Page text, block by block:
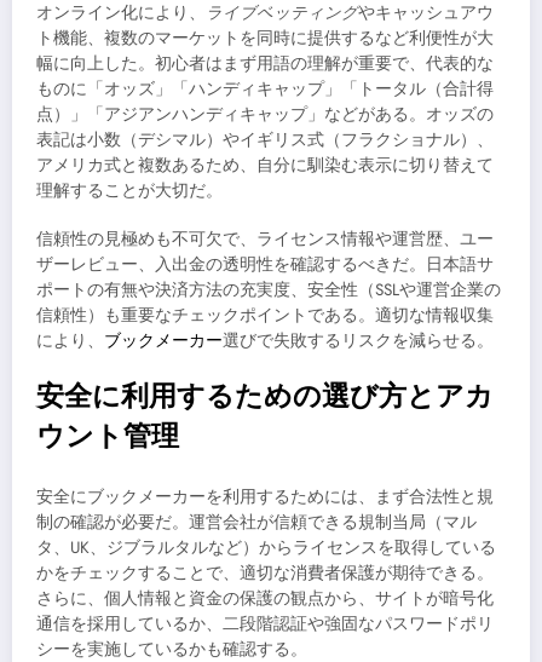
オンライン化により、 ライブベッティングやキャッシュアウ
ト機能、複数のマーケットを同時に提供するなど利便性が大
幅に向上した。初心者はまず用語の理解が重要で、代表的な
ものに「オッズ」「ハンディキャップ」「トータル（合計得
点）」「アジアンハンディキャップ」などがある。オッズの
表記は小数（デシマル）やイギリス式（フラクショナル）、
アメリカ式と複数あるため、自分に馴染む表示に切り替えて
理解することが大切だ。
信頼性の見極めも不可欠で、ライセンス情報や運営歴、ユー
ザーレビュー、入出金の透明性を確認するべきだ。日本語サ
ポートの有無や決済方法の充実度、安全性（SSLや運営企業の
信頼性）も重要なチェックポイントである。適切な情報収集
により、 ブックメーカー選びで失敗するリスクを減らせる。
安全に利用するための選び方とアカ
ウント管理
安全にブックメーカーを利用するためには、まず合法性と規
制の確認が必要だ。運営会社が信頼できる規制当局（マル
タ、UK、ジブラルタルなど）からライセンスを取得している
かをチェックすることで、適切な消費者保護が期待できる。
さらに、個人情報と資金の保護の観点から、サイトが暗号化
通信を採用しているか、二段階認証や強固なパスワードポリ
シーを実施しているかも確認する。